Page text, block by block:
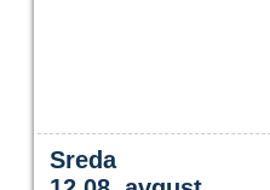
Sreda